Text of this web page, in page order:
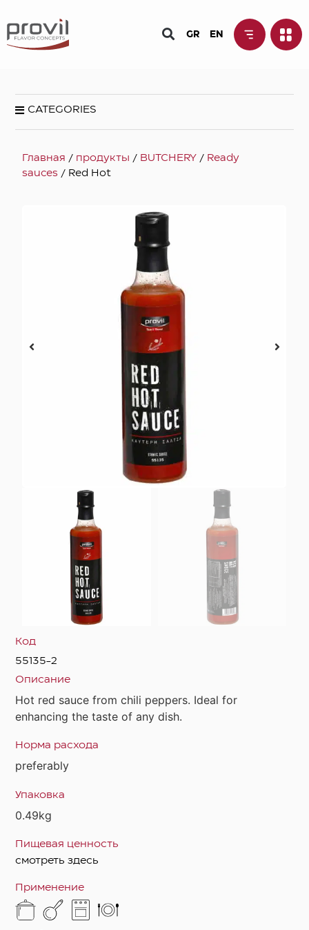
GR EN
CATEGORIES
Главная / продукты / BUTCHERY / Ready
sauces / Red Hot
Код
55135-2
Описание
Hot red sauce from chili peppers. Ideal for
enhancing the taste of any dish.
Норма расхода
preferably
Упаковка
0.49kg
Пищевая ценность
смотреть здесь
Применение